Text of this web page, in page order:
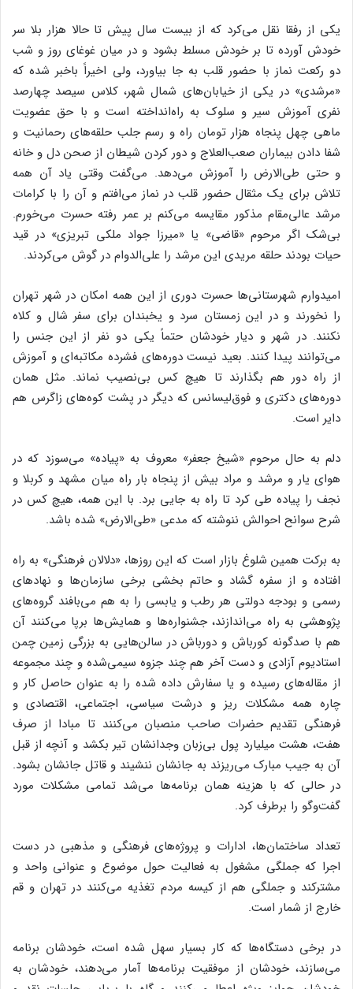
یکی از رفقا نقل می‌کرد که از بیست سال پیش تا حالا هزار بلا سر
خودش آورده تا بر خودش مسلط بشود و در میان غوغای روز و شب
دو رکعت نماز با حضور قلب به جا بیاورد، ولی اخیراً باخبر شده که
«مرشدی» در یکی از خیابان‌های شمال شهر، کلاس سیصد چهارصد
نفری آموزش سیر و سلوک به راه‌انداخته است و با حق عضویت
ماهی چهل پنجاه هزار تومان راه و رسم جلب حلقه‌های رحمانیت و
شفا دادن بیماران صعب‌العلاج و دور کردن شیطان از صحن دل و خانه
و حتی طی‌الارض را آموزش می‌دهد. می‌گفت وقتی یاد آن همه
تلاش برای یک مثقال حضور قلب در نماز می‌افتم و آن را با کرامات
مرشد عالی‌مقام مذکور مقایسه می‌کنم بر عمر رفته حسرت می‌خورم.
بی‌شک اگر مرحوم «قاضی» یا «میرزا جواد ملکی تبریزی» در قید
حیات بودند حلقه مریدی این مرشد را علی‌الدوام در گوش می‌کردند.
امیدوارم شهرستانی‌ها حسرت دوری از این همه امکان در شهر تهران
را نخورند و در این زمستان سرد و یخبندان برای سفر شال و کلاه
نکنند. در شهر و دیار خودشان حتماً یکی دو نفر از این جنس را
می‌توانند پیدا کنند. بعید نیست دوره‌های فشرده مکاتبه‌ای و آموزش
از راه دور هم بگذارند تا هیچ کس بی‌نصیب نماند. مثل همان
دوره‌های دکتری و فوق‌لیسانس که دیگر در پشت کوه‌های زاگرس هم
دایر است.
دلم به حال مرحوم «شیخ جعفر» معروف به «پیاده» می‌سوزد که در
هوای یار و مرشد و مراد بیش از پنجاه بار راه میان مشهد و کربلا و
نجف را پیاده طی کرد تا راه به جایی برد. با این همه، هیچ کس در
شرح سوانح احوالش ننوشته که مدعی «طی‌الارض» شده باشد.
به برکت همین شلوغ بازار است که این روزها، «دلالان فرهنگی» به راه
افتاده و از سفره گشاد و حاتم بخشی برخی سازمان‌ها و نهادهای
رسمی و بودجه دولتی هر رطب و یابسی را به هم می‌بافند گروه‌های
پژوهشی به راه می‌اندازند، جشنواره‌ها و همایش‌ها برپا می‌کنند آن
هم با صدگونه کورباش و دورباش در سالن‌هایی به بزرگی زمین چمن
استادیوم آزادی و دست آخر هم چند جزوه سیمی‌شده و چند مجموعه
از مقاله‌های رسیده و یا سفارش داده شده را به عنوان حاصل کار و
چاره همه مشکلات ریز و درشت سیاسی، اجتماعی، اقتصادی و
فرهنگی تقدیم حضرات صاحب منصبان می‌کنند تا مبادا از صرف
هفت، هشت میلیارد پول بی‌زبان وجدانشان تیر بکشد و آنچه از قبل
آن به جیب مبارک می‌ریزند به جانشان ننشیند و قاتل جانشان بشود.
در حالی که با هزینه همان برنامه‌ها می‌شد تمامی مشکلات مورد
گفت‌وگو را برطرف کرد.
تعداد ساختمان‌ها، ادارات و پروژه‌های فرهنگی و مذهبی در دست
اجرا که جملگی مشغول به فعالیت حول موضوع و عنوانی واحد و
مشترکند و جملگی هم از کیسه مردم تغذیه می‌کنند در تهران و قم
خارج از شمار است.
در برخی دستگاه‌ها که کار بسیار سهل شده است، خودشان برنامه
می‌سازند، خودشان از موفقیت برنامه‌ها آمار می‌دهند، خودشان به